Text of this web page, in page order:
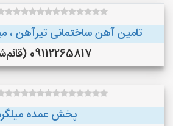
تامین آهن ساختمانی تیرآهن ،
09112265817 (قائم‌شهر )
پخش عمده